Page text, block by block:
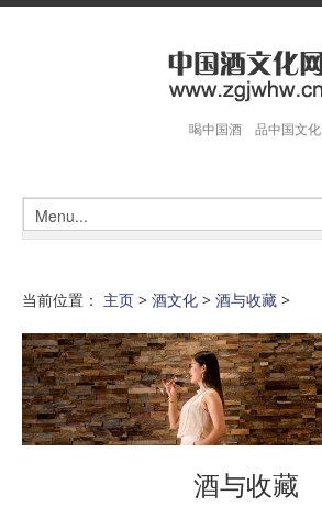
喝中国酒 品中国文化
当前位置： 主页 > 酒文化 > 酒与收藏 >
酒与收藏